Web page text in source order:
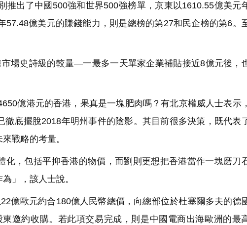
推出了中國500強和世界500強榜單，京東以1610.55億美元
57.48億美元的賺錢能力，則是總榜的第27和民企榜的第6。
場史詩級的較量—一最多一天單家企業補貼接近8億元後，
億港元的香港，果真是一塊肥肉嗎？有北京權威人士表示
底擺脫2018年明州事件的陰影。其目前很多決策，既代表
戰略的考量。
，包括平抑香港的物價，而劉則更想把香港當作一塊磨刀
」，該人士說。
億歐元約合180億人民幣總價，向總部位於杜塞爾多夫的德
邀約收購。若此項交易完成，則是中國電商出海歐洲的最